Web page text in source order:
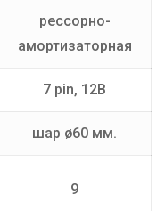
рессорно-
амортизаторная
7 pin, 12В
шар ø60 мм.
9